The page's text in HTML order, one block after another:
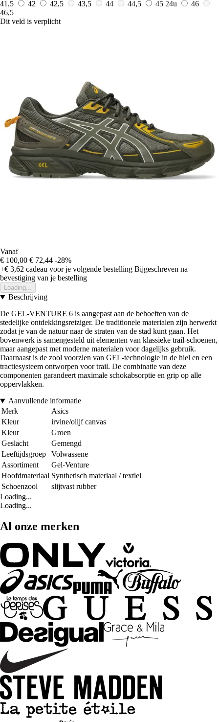
41,5 42 42,5 43,5 44 44,5 45 24u
46
46,5
Dit veld is verplicht
Vanaf
€ 100,00 € 72,44 -28%
+€ 3,62 cadeau voor je volgende bestelling Bijgeschreven na
bevestiging van je bestelling
Loading...
Beschrijving
De GEL-VENTURE 6 is aangepast aan de behoeften van de
stedelijke ontdekkingsreiziger. De traditionele materialen zijn herwerkt
zodat je van de natuur naar de straten van de stad kunt gaan. Het
bovenwerk is samengesteld uit elementen van klassieke trail-schoenen,
maar aangepast met moderne materialen voor dagelijks gebruik.
Daarnaast is de zool voorzien van GEL-technologie in de hiel en een
tractiesysteem ontworpen voor trail. De combinatie van deze
componenten garandeert maximale schokabsorptie en grip op alle
oppervlakken.
Aanvullende informatie
Merk
Asics
Kleur
irvine/olijf canvas
Kleur
Groen
Geslacht
Gemengd
Leeftijdsgroep
Volwassene
Assortiment
Gel-Venture
Hoofdmateriaal Synthetisch materiaal / textiel
Schoenzool
slijtvast rubber
Loading...
Loading...
Al onze merken